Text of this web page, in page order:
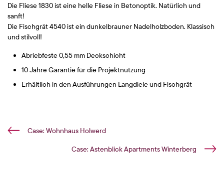
Die Fliese 1830 ist eine helle Fliese in Betonoptik. Natürlich und
sanft!
Die Fischgrät 4540 ist ein dunkelbrauner Nadelholzboden. Klassisch
und stilvoll!
Abriebfeste 0,55 mm Deckschicht
10 Jahre Garantie für die Projektnutzung
Erhältlich in den Ausführungen Langdiele und Fischgrät
Case: Wohnhaus Holwerd
Case: Astenblick Apartments Winterberg